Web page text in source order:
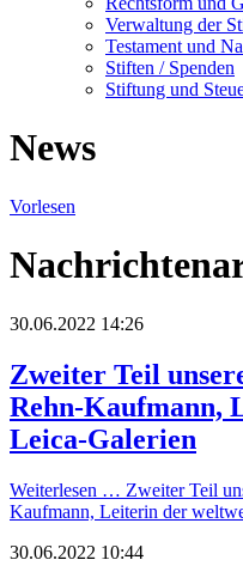
Verwaltung der
Testament und
Stiften / Spenden
Stiftung und
News
Vorlesen
30.06.2022 14:26
Zweiter Teil
Rehn-Kaufmann,
Leica-Galerien
Weiterlesen … Zweiter Teil
Kaufmann, Leiterin der
30.06.2022 10:44